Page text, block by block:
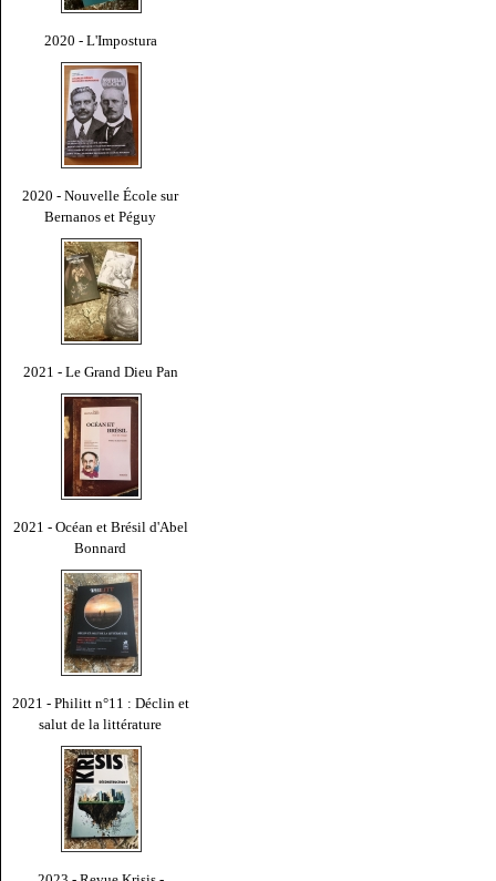
2020 - L'Impostura
2020 - Nouvelle École sur
Bernanos et Péguy
2021 - Le Grand Dieu Pan
2021 - Océan et Brésil d'Abel
Bonnard
2021 - Philitt n°11 : Déclin et
salut de la littérature